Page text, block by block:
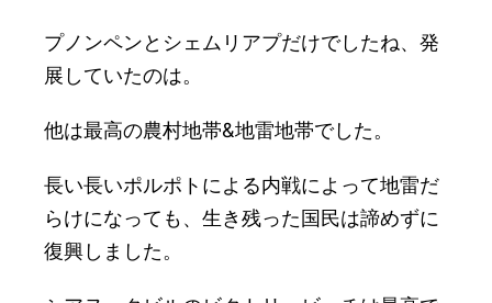
プノンペンとシェムリアプだけでしたね、発
展していたのは。
他は最高の農村地帯&地雷地帯でした。
長い長いポルポトによる内戦によって地雷だ
らけになっても、生き残った国民は諦めずに
復興しました。